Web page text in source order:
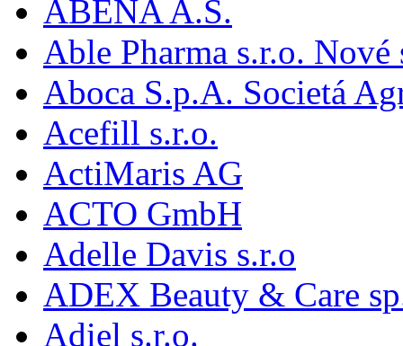
ABENA A.S.
Able Pharma s.r.o.
Aboca S.p.A. Societá
Acefill s.r.o.
ActiMaris AG
ACTO GmbH
Adelle Davis s.r.o
ADEX Beauty & Care
Adiel s.r.o.